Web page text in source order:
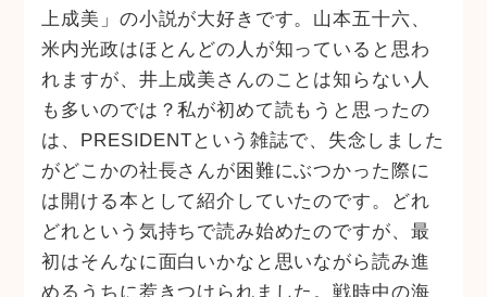
上成美」の小説が大好きです。山本五十六、
米内光政はほとんどの人が知っていると思わ
れますが、井上成美さんのことは知らない人
も多いのでは？私が初めて読もうと思ったの
は、PRESIDENTという雑誌で、失念しました
がどこかの社長さんが困難にぶつかった際に
は開ける本として紹介していたのです。どれ
どれという気持ちで読み始めたのですが、最
初はそんなに面白いかなと思いながら読み進
めるうちに惹きつけられました。戦時中の海